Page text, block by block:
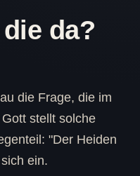
da?
die Frage, die im
stellt solche
"Der Heiden
ein.